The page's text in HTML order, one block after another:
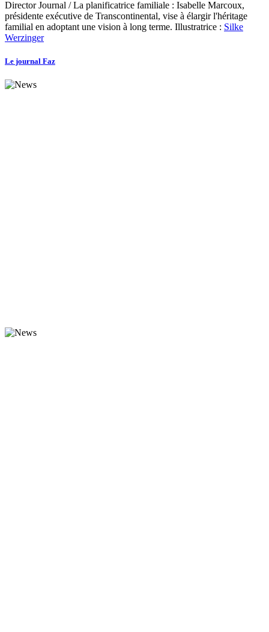
Director Journal / La planificatrice familiale : Isabelle Marcoux,
présidente exécutive de Transcontinental, vise à élargir l'héritage
familial en adoptant une vision à long terme. Illustratrice : Silke
Werzinger
Le journal Faz